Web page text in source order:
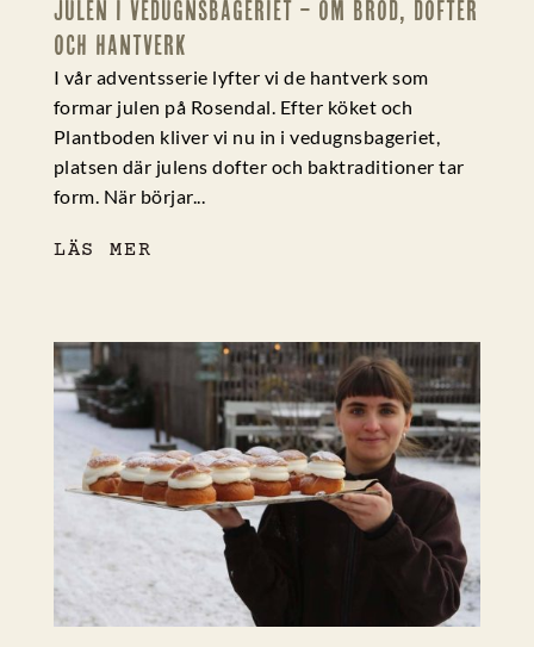
JULEN I VEDUGNSBAGERIET – OM BRÖD, DOFTER
OCH HANTVERK
I vår adventsserie lyfter vi de hantverk som
formar julen på Rosendal. Efter köket och
Plantboden kliver vi nu in i vedugnsbageriet,
platsen där julens dofter och baktraditioner tar
form. När börjar...
LÄS MER